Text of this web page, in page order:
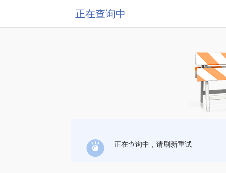
正在查询中
正在查询中，请刷新重试